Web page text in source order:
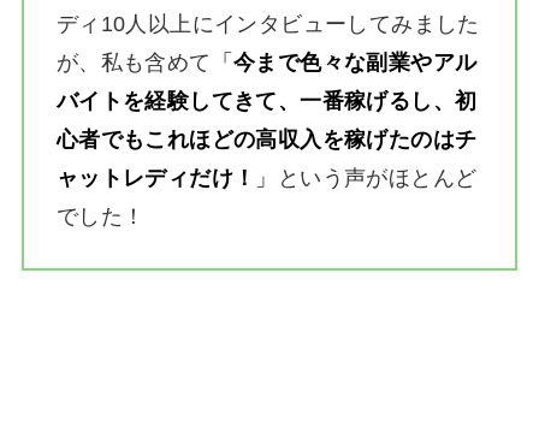
ディ10人以上にインタビューしてみました
が、私も含めて
「今まで色々な副業やアル
バイトを経験してきて、一番稼げるし、初
心者でもこれほどの高収入を稼げたのはチ
ャットレディだけ！
」
という声がほとんど
でした！